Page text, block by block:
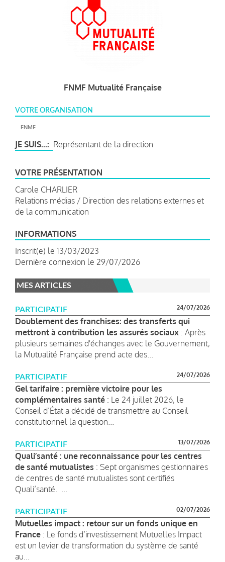
FNMF Mutualité Française
VOTRE ORGANISATION
FNMF
JE SUIS... Représentant de la direction
VOTRE PRÉSENTATION
Carole CHARLIER
Relations médias / Direction des relations externes et
de la communication
INFORMATIONS
Inscrit(e) le 13/03/2023
Dernière connexion le 29/07/2026
MES ARTICLES
PARTICIPATIF 24/07/2026
Doublement des franchises: des transferts qui
mettront à contribution les assurés sociaux : Après
plusieurs semaines d'échanges avec le Gouvernement,
la Mutualité Française prend acte des...
PARTICIPATIF 24/07/2026
Gel tarifaire : première victoire pour les
complémentaires santé : Le 24 juillet 2026, le
Conseil d’État a décidé de transmettre au Conseil
constitutionnel la question...
PARTICIPATIF 13/07/2026
Quali’santé : une reconnaissance pour les centres
de santé mutualistes : Sept organismes gestionnaires
de centres de santé mutualistes sont certifiés
Quali’santé. ...
PARTICIPATIF 02/07/2026
Mutuelles impact : retour sur un fonds unique en
France : Le fonds d’investissement Mutuelles Impact
est un levier de transformation du système de santé
au...